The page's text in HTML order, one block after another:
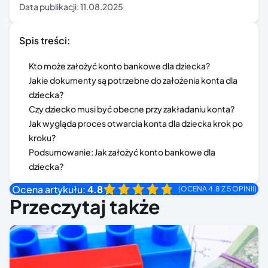
Data publikacji:11.08.2025
Spis treści:
Kto może założyć konto bankowe dla dziecka?
Jakie dokumenty są potrzebne do założenia konta dla
dziecka?
Czy dziecko musi być obecne przy zakładaniu konta?
Jak wygląda proces otwarcia konta dla dziecka krok po
kroku?
Podsumowanie: Jak założyć konto bankowe dla
dziecka?
Ocena artykułu:4.8 (OCENA 4.8 Z 5 OPINII)
Przeczytaj także